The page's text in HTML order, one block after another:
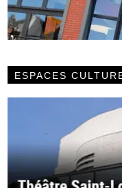
ESPACES